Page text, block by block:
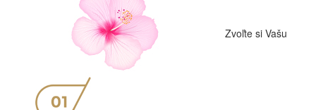
Zvoľte si Vašu